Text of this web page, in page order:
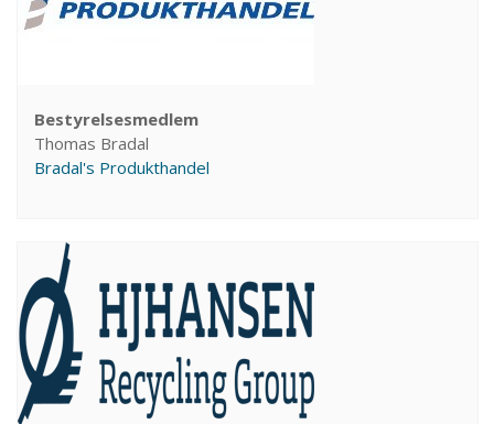
Bestyrelsesmedlem
Thomas Bradal
Bradal's Produkthandel